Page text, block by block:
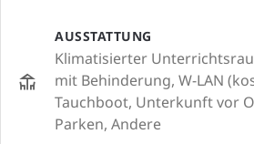
AUSSTATTUNG
Klimatisierter
mit Behinderung, W-LAN
Tauchboot, Unterkunft vor
Parken, Andere